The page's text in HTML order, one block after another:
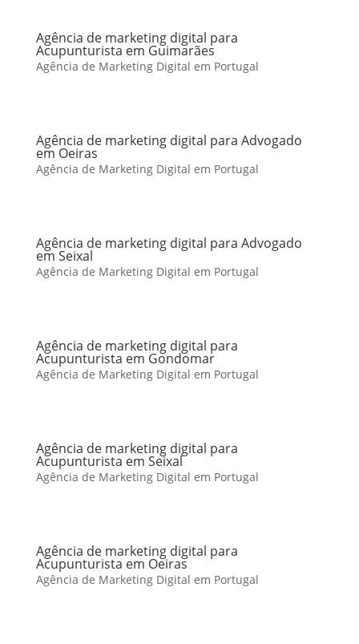
Agência de marketing digital para
Acupunturista em Guimarães
Agência de Marketing Digital em Portugal
Agência de marketing digital para Advogado
em Oeiras
Agência de Marketing Digital em Portugal
Agência de marketing digital para Advogado
em Seixal
Agência de Marketing Digital em Portugal
Agência de marketing digital para
Acupunturista em Gondomar
Agência de Marketing Digital em Portugal
Agência de marketing digital para
Acupunturista em Seixal
Agência de Marketing Digital em Portugal
Agência de marketing digital para
Acupunturista em Oeiras
Agência de Marketing Digital em Portugal